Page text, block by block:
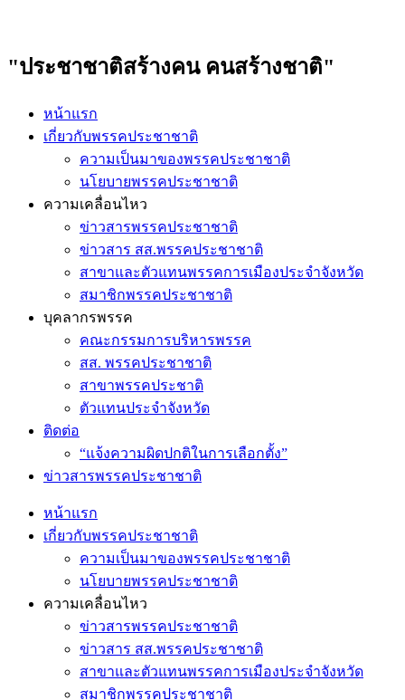
"ประชาชาติสร้างคน คนสร้างชาติ"
หน้าแรก
เกี่ยวกับพรรคประชาชาติ
ความเป็นมาของพรรคประชาชาติ
นโยบายพรรคประชาชาติ
ความเคลื่อนไหว
ข่าวสารพรรคประชาชาติ
ข่าวสาร สส.พรรคประชาชาติ
สาขาและตัวแทนพรรคการเมืองประจำจังหวัด
สมาชิกพรรคประชาชาติ
บุคลากรพรรค
คณะกรรมการบริหารพรรค
สส. พรรคประชาชาติ
สาขาพรรคประชาติ
ตัวแทนประจำจังหวัด
ติดต่อ
“แจ้งความผิดปกติในการเลือกตั้ง”
ข่าวสารพรรคประชาชาติ
หน้าแรก
เกี่ยวกับพรรคประชาชาติ
ความเป็นมาของพรรคประชาชาติ
นโยบายพรรคประชาชาติ
ความเคลื่อนไหว
ข่าวสารพรรคประชาชาติ
ข่าวสาร สส.พรรคประชาชาติ
สาขาและตัวแทนพรรคการเมืองประจำจังหวัด
สมาชิกพรรคประชาชาติ